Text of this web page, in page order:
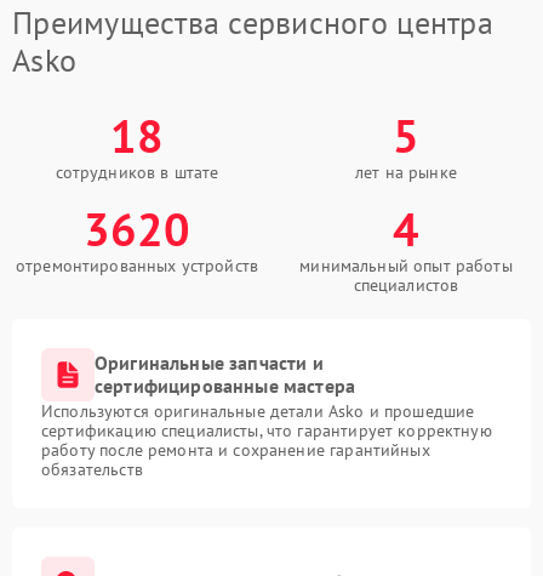
Преимущества сервисного центра
Asko
18
сотрудников в штате
5
лет на рынке
3620
отремонтированных устройств
4
минимальный опыт работы
специалистов
Оригинальные запчасти и
сертифицированные мастера
Используются оригинальные детали Asko и прошедшие
сертификацию специалисты, что гарантирует корректную
работу после ремонта и сохранение гарантийных
обязательств